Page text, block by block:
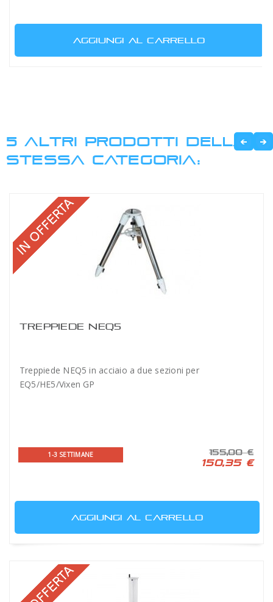
AGGIUNGI AL CARRELLO
5 ALTRI PRODOTTI DELLA
STESSA CATEGORIA:
TREPPIEDE NEQ5
Treppiede NEQ5 in acciaio a due sezioni per
EQ5/HE5/Vixen GP
1-3 SETTIMANE 155,00 €
150,35 €
AGGIUNGI AL CARRELLO